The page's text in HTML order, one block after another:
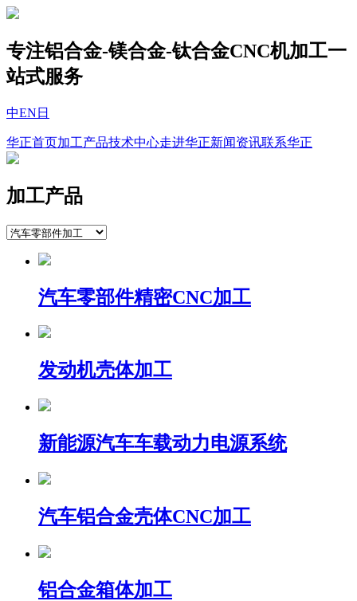
专注铝合金-镁合金-钛合金CNC机加工一
站式服务
中EN 日
华正首页加工产品技术中心走进华正新闻资讯联系华正
加工产品
汽车零部件精密CNC加工
发动机壳体加工
新能源汽车车载动力电源系统
汽车铝合金壳体CNC加工
铝合金箱体加工